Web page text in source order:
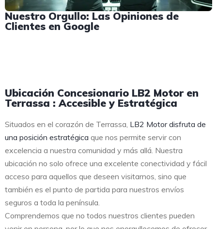
Nuestro Orgullo: Las Opiniones de
Clientes en Google
Ubicación Concesionario LB2 Motor en
Terrassa : Accesible y Estratégica
Situados en el corazón de Terrassa, LB2 Motor disfruta de
una posición estratégica que nos permite servir con
excelencia a nuestra comunidad y más allá. Nuestra
ubicación no solo ofrece una excelente conectividad y fácil
acceso para aquellos que deseen visitarnos, sino que
también es el punto de partida para nuestros envíos
seguros a toda la península.
Comprendemos que no todos nuestros clientes pueden